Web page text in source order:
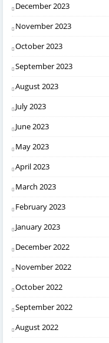
December 2023
November 2023
October 2023
September 2023
August 2023
July 2023
June 2023
May 2023
April 2023
March 2023
February 2023
January 2023
December 2022
November 2022
October 2022
September 2022
August 2022